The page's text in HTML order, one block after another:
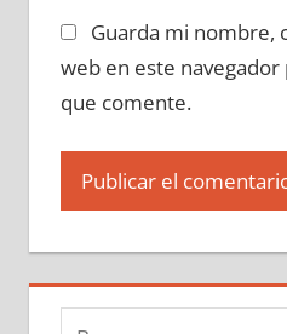
Guarda mi nombre,
web en este
que comente.